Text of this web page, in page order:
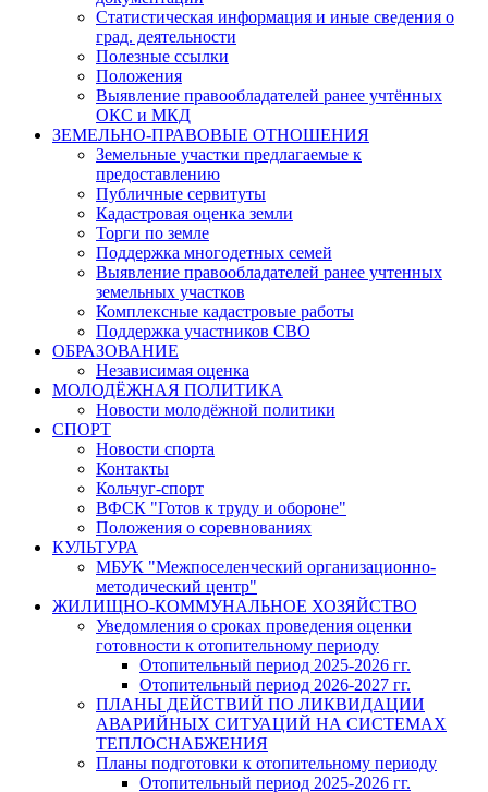
Статистическая информация и иные сведения о
град. деятельности
Полезные ссылки
Положения
Выявление правообладателей ранее учтённых
ОКС и МКД
ЗЕМЕЛЬНО-ПРАВОВЫЕ ОТНОШЕНИЯ
Земельные участки предлагаемые к
предоставлению
Публичные сервитуты
Кадастровая оценка земли
Торги по земле
Поддержка многодетных семей
Выявление правообладателей ранее учтенных
земельных участков
Комплексные кадастровые работы
Поддержка участников СВО
ОБРАЗОВАНИЕ
Независимая оценка
МОЛОДЁЖНАЯ ПОЛИТИКА
Новости молодёжной политики
СПОРТ
Новости спорта
Контакты
Кольчуг-спорт
ВФСК "Готов к труду и обороне"
Положения о соревнованиях
КУЛЬТУРА
МБУК "Межпоселенческий организационно-
методический центр"
ЖИЛИЩНО-КОММУНАЛЬНОЕ ХОЗЯЙСТВО
Уведомления о сроках проведения оценки
готовности к отопительному периоду
Отопительный период 2025-2026 гг.
Отопительный период 2026-2027 гг.
ПЛАНЫ ДЕЙСТВИЙ ПО ЛИКВИДАЦИИ
АВАРИЙНЫХ СИТУАЦИЙ НА СИСТЕМАХ
ТЕПЛОСНАБЖЕНИЯ
Планы подготовки к отопительному периоду
Отопительный период 2025-2026 гг.